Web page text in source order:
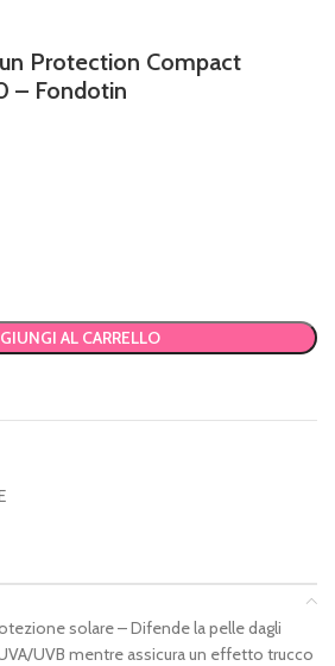
Protection Compact
– Fondotin
AL CARRELLO
solare – Difende la pelle dagli
UVB mentre assicura un effetto trucco